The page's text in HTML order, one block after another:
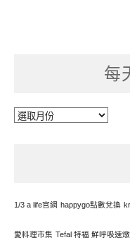
每
每
1/3 a life官網 happygo點數兌換
愛料理市集 Tefal 特福 鮮呼吸速